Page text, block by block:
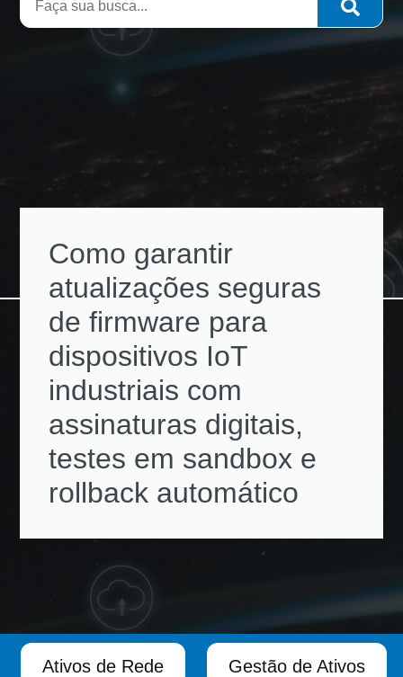
Como garantir
atualizações seguras
de firmware para
dispositivos IoT
industriais com
assinaturas digitais,
testes em sandbox e
rollback automático
Ativos de Rede Gestão de Ativos